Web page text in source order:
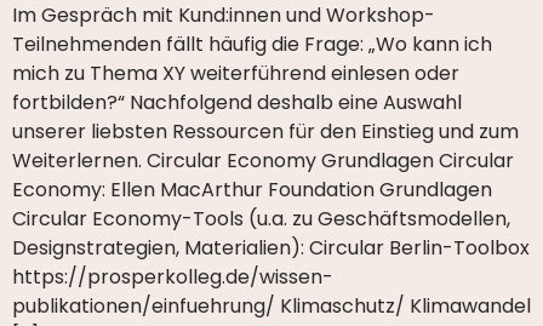
Im Gespräch mit Kund:innen und Workshop-
Teilnehmenden fällt häufig die Frage: „Wo kann ich
mich zu Thema XY weiterführend einlesen oder
fortbilden?“ Nachfolgend deshalb eine Auswahl
unserer liebsten Ressourcen für den Einstieg und zum
Weiterlernen. Circular Economy Grundlagen Circular
Economy: Ellen MacArthur Foundation Grundlagen
Circular Economy-Tools (u.a. zu Geschäftsmodellen,
Designstrategien, Materialien): Circular Berlin-Toolbox
https://prosperkolleg.de/wissen-
publikationen/einfuehrung/ Klimaschutz/ Klimawandel